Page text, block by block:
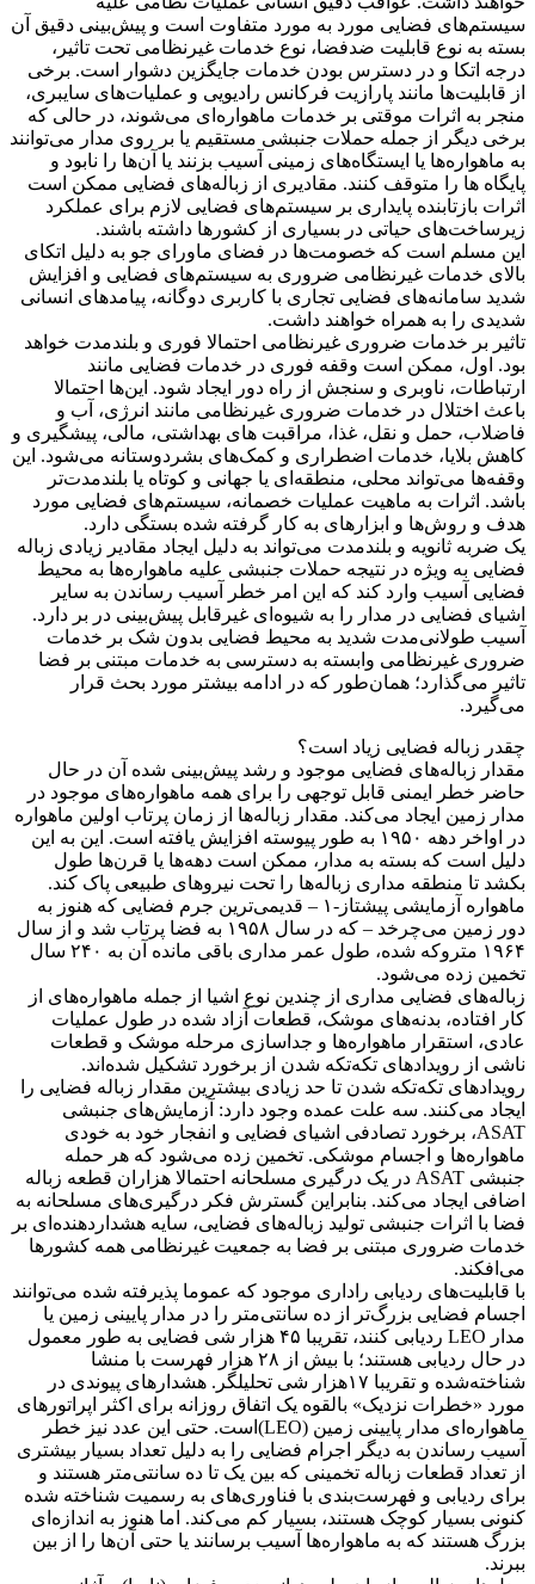
سیستم‌های فضایی مورد به مورد متفاوت است و پیش‌بینی دقیق آن
بسته به نوع قابلیت ضدفضا، نوع خدمات غیرنظامی تحت تاثیر،
درجه اتکا و در دسترس بودن خدمات جایگزین دشوار است. برخی
از قابلیت‌ها مانند پارازیت فرکانس رادیویی و عملیات‌های سایبری،
منجر به اثرات موقتی بر خدمات ماهواره‌ای می‌شوند، در حالی که
برخی دیگر از جمله حملات جنبشی مستقیم یا بر روی مدار می‌توانند
به ماهواره‌ها یا ایستگاه‌های زمینی آسیب بزنند یا آن‌ها را نابود و
پایگاه ها را متوقف کنند. مقادیری از زباله‌های فضایی ممکن است
اثرات بازتابنده پایداری بر سیستم‌های فضایی لازم برای عملکرد
زیرساخت‌های حیاتی در بسیاری از کشورها داشته باشند.
این مسلم است که خصومت‌ها در فضای ماورای جو به دلیل اتکای
بالای خدمات غیرنظامی ضروری به سیستم‌های فضایی و افزایش
شدید سامانه‌های فضایی تجاری با کاربری دوگانه، پیامدهای انسانی
شدیدی را به همراه خواهند داشت.
تاثیر بر خدمات ضروری غیرنظامی احتمالا فوری و بلندمدت خواهد
بود. اول، ممکن است وقفه فوری در خدمات فضایی مانند
ارتباطات، ناوبری و سنجش از راه دور ایجاد شود. این‌ها احتمالا
باعث اختلال در خدمات ضروری غیرنظامی مانند انرژی، آب و
فاضلاب، حمل و نقل، غذا، مراقبت های بهداشتی، مالی، پیشگیری و
کاهش بلایا، خدمات اضطراری و کمک‌های بشردوستانه می‌شود. این
وقفه‌ها می‌تواند محلی، منطقه‌ای یا جهانی و کوتاه یا بلند‌مدت‌تر
باشد. اثرات به ماهیت عملیات خصمانه، سیستم‌های فضایی مورد
هدف و روش‌ها و ابزارهای به کار گرفته شده بستگی دارد.
یک ضربه ثانویه و بلندمدت می‌تواند به دلیل ایجاد مقادیر زیادی زباله
فضایی به ویژه در نتیجه حملات جنبشی علیه ماهواره‌ها به محیط
فضایی آسیب وارد کند که این امر خطر آسیب رساندن به سایر
اشیای فضایی در مدار را به شیوه‌ای غیرقابل پیش‌بینی در بر دارد.
آسیب طولانی‌مدت شدید به محیط فضایی بدون شک بر خدمات
ضروری غیرنظامی وابسته به دسترسی به خدمات مبتنی بر فضا
تاثیر می‌گذارد؛ همان‌طور که در ادامه بیشتر مورد بحث قرار
می‌گیرد.
چقدر زباله فضایی زیاد است؟
مقدار زباله‌های فضایی موجود و رشد پیش‌بینی شده آن در حال
حاضر خطر ایمنی قابل توجهی را برای همه ماهواره‌های موجود در
مدار زمین ایجاد می‌کند. مقدار زباله‌ها از زمان پرتاب اولین ماهواره
در اواخر دهه ۱۹۵۰ به طور پیوسته افزایش یافته است. این به این
دلیل است که بسته به مدار، ممکن است دهه‌ها یا قرن‌ها طول
بکشد تا منطقه مداری زباله‌ها را تحت نیروهای طبیعی پاک کند.
ماهواره آزمایشی پیشتاز-۱ – قدیمی‌ترین جرم فضایی که هنوز به
دور زمین می‌چرخد – که در سال ۱۹۵۸ به فضا پرتاب شد و از سال
۱۹۶۴ متروکه شده، طول عمر مداری باقی مانده آن به ۲۴۰ سال
تخمین زده می‌شود.
زباله‌های فضایی مداری از چندین نوع اشیا از جمله ماهواره‌های از
کار افتاده، بدنه‌های موشک، قطعات آزاد شده در طول عملیات
عادی، استقرار ماهواره‌ها و جداسازی مرحله موشک و قطعات
ناشی از رویدادهای تکه‌تکه شدن از برخورد تشکیل شده‌اند.
رویدادهای تکه‌تکه شدن تا حد زیادی بیشترین مقدار زباله فضایی را
ایجاد می‌کنند. سه علت عمده وجود دارد: آزمایش‌های جنبشی
ASAT، برخورد تصادفی اشیای فضایی و انفجار خود به خودی
ماهواره‌ها و اجسام موشکی. تخمین زده می‌شود که هر حمله
جنبشی ASAT در یک درگیری مسلحانه احتمالا هزاران قطعه زباله
اضافی ایجاد می‌کند. بنابراین گسترش فکر درگیری‌های مسلحانه به
فضا با اثرات جنبشی تولید زباله‌های فضایی، سایه هشداردهنده‌ای بر
خدمات ضروری مبتنی بر فضا به جمعیت غیرنظامی همه کشورها
می‌افکند.
با قابلیت‌های ردیابی راداری موجود که عموما پذیرفته شده‌ می‌توانند
اجسام فضایی بزرگ‌تر از ده سانتی‌متر را در مدار پایینی زمین یا
مدار LEO ردیابی کنند، تقریبا ۴۵ هزار شی فضایی به طور معمول
در حال ردیابی هستند؛ با بیش از ۲۸ هزار فهرست با منشا
شناخته‌شده و تقریبا ۱۷هزار شی تحلیلگر. هشدارهای پیوندی در
مورد «خطرات نزدیک» بالقوه یک اتفاق روزانه برای اکثر اپراتورهای
ماهواره‌ای مدار پایینی زمین (LEO)است. حتی این عدد نیز خطر
آسیب رساندن به دیگر اجرام فضایی را به دلیل تعداد بسیار بیشتری
از تعداد قطعات زباله تخمینی که بین یک تا ده سانتی‌متر هستند و
برای ردیابی و فهرست‌بندی با فناوری‌های به رسمیت شناخته شده
کنونی بسیار کوچک هستند، بسیار کم می‌کند. اما هنوز به اندازه‌ای
بزرگ هستند که به ماهواره‌ها آسیب برسانند یا حتی آن‌ها را از بین
ببرند.